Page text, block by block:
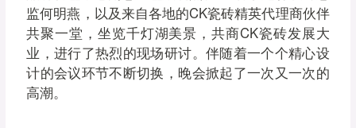
监何明燕，以及来自各地的CK瓷砖精英代理商伙伴
共聚一堂，坐览千灯湖美景，共商CK瓷砖发展大
业，进行了热烈的现场研讨。伴随着一个个精心设
计的会议环节不断切换，晚会掀起了一次又一次的
高潮。